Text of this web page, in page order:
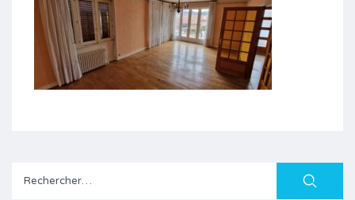
Rechercher :